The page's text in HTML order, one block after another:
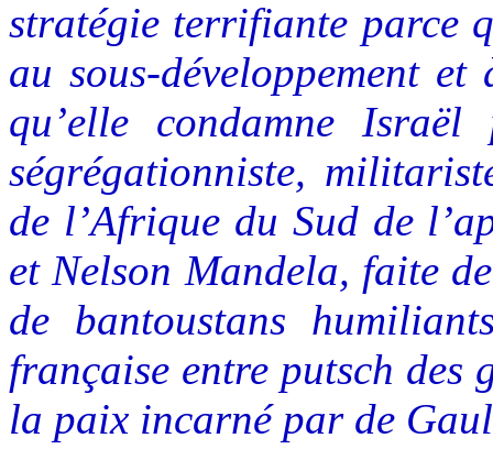
stratégie terrifiante parce
au sous-développement
qu’elle condamne
ségrégationniste,
de l’Afrique du Sud de
et Nelson Mandela, faite
de bantoustans
française entre putsch des
la paix incarné par de